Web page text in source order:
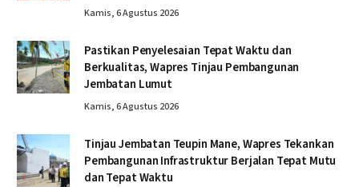
Kamis, 6 Agustus 2026
Pastikan Penyelesaian Tepat Waktu dan
Berkualitas, Wapres Tinjau Pembangunan
Jembatan Lumut
Kamis, 6 Agustus 2026
Tinjau Jembatan Teupin Mane, Wapres Tekankan
Pembangunan Infrastruktur Berjalan Tepat Mutu
dan Tepat Waktu